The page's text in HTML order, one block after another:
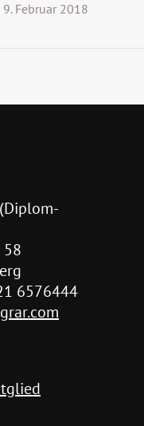
9. Februar 2018
58
6576444